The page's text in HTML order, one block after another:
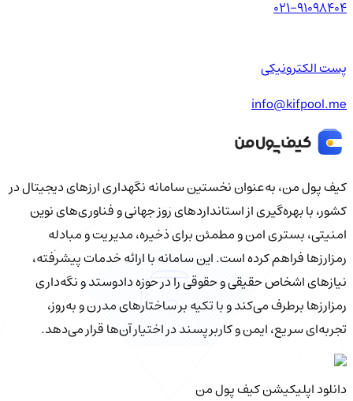
021-91098404
پست الکترونیکی
info@kifpool.me
کیف‌ پول من، به‌عنوان نخستین سامانه نگهداری ارزهای دیجیتال در
کشور، با بهره‌گیری از استانداردهای روز جهانی و فناوری‌های نوین
امنیتی، بستری امن و مطمئن برای ذخیره، مدیریت و مبادله
رمزارزها فراهم کرده است. این سامانه با ارائه خدمات پیشرفته،
نیازهای اشخاص حقیقی و حقوقی را در حوزه دادوستد و نگه‌داری
رمزارزها برطرف می‌کند و با تکیه بر ساختارهای مدرن و به‌روز،
تجربه‌ای سریع، ایمن و کاربرپسند در اختیار آن‌ها قرار می‌دهد.
دانلود اپلیکیشن کیف‌ پول من